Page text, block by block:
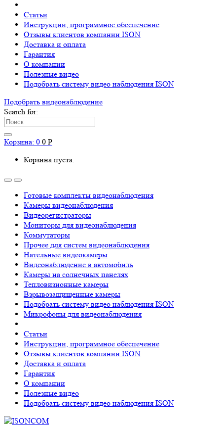
Статьи
Инструкции, программное обеспечение
Отзывы клиентов компании ISON
Доставка и оплата
Гарантия
О компании
Полезные видео
Подобрать систему видео наблюдения ISON
Подобрать видеонаблюдениe
Search for:
Корзина: 0 0 Р
Корзина пуста.
Готовые комплекты видеонаблюдения
Камеры видеонаблюдения
Видеорегистраторы
Мониторы для видеонаблюдения
Коммутаторы
Прочее для систем видеонаблюдения
Нательные видеокамеры
Видеонаблюдение в автомобиль
Камеры на солнечных панелях
Тепловизионные камеры
Взрывозащищенные камеры
Подобрать систему видео наблюдения ISON
Микрофоны для видеонаблюдения
Статьи
Инструкции, программное обеспечение
Отзывы клиентов компании ISON
Доставка и оплата
Гарантия
О компании
Полезные видео
Подобрать систему видео наблюдения ISON